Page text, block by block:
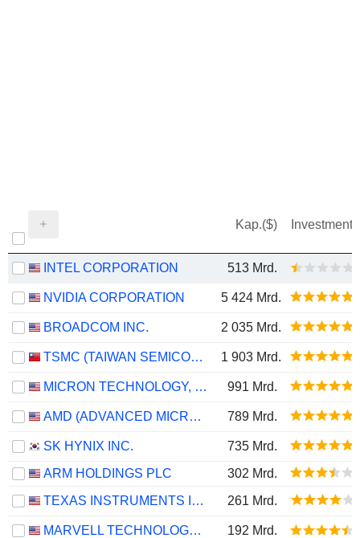
Kap.($) Investment
INTEL CORPORATION 513 Mrd.
NVIDIA CORPORATION 5 424 Mrd.
BROADCOM INC. 2 035 Mrd.
TSMC (TAIWAN SEMICONDUCTOR MANUFACTURING COMPANY) 1 903 Mrd.
MICRON TECHNOLOGY, INC. 991 Mrd.
AMD (ADVANCED MICRO DEVICES) 789 Mrd.
SK HYNIX INC.
735 Mrd.
ARM HOLDINGS PLC
302 Mrd.
TEXAS INSTRUMENTS INCORPORATED
261 Mrd.
MARVELL TECHNOLOGY GROUP LTD 192 Mrd.